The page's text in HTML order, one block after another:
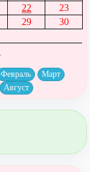
22
23
29
30
Февраль
Март
Август